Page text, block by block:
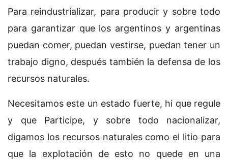
Para reindustrializar, para producir y sobre todo
para garantizar que los argentinos y argentinas
puedan comer, puedan vestirse, puedan tener un
trabajo digno, después también la defensa de los
recursos naturales.
Necesitamos este un estado fuerte, hi que regule
y que Participe, y sobre todo nacionalizar,
digamos los recursos naturales como el litio para
que la explotación de esto no quede en una